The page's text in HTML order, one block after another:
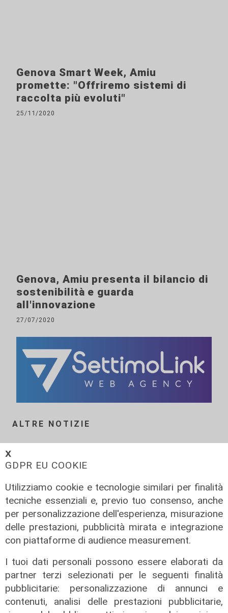
𝗫
GDPR EU COOKIE
Utilizziamo cookie e tecnologie similari per finalità
tecniche essenziali e, previo tuo consenso, anche
per personalizzazione dell'esperienza, misurazione
delle prestazioni, pubblicità mirata e integrazione
con piattaforme di audience measurement.
I tuoi dati personali possono essere elaborati da
partner terzi selezionati per le seguenti finalità
pubblicitarie: personalizzazione di annunci e
contenuti, analisi delle prestazioni pubblicitarie,
Genova Smart Week, Amiu
promette: "Offriremo sistemi di
raccolta più evoluti"
25/11/2020
Genova, Amiu presenta il bilancio di
sostenibilità e guarda
all'innovazione
27/07/2020
ALTRE NOTIZIE
Intervento
Ex Ilva, Palombo (rsu Fiom Cgil) a
Telenord: "Cornigliano strategica,